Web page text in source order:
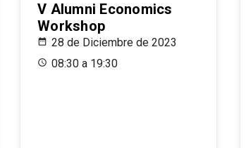
V Alumni Economics
Workshop
28 de Diciembre de 2023
08:30 a 19:30